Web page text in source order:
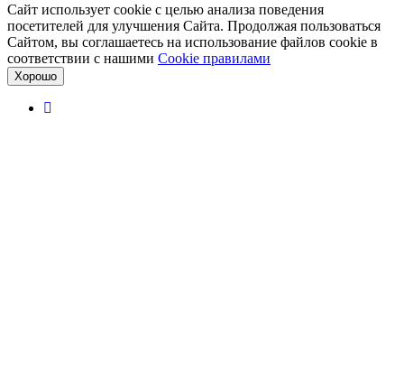
Сайт использует cookie с целью анализа поведения
посетителей для улучшения Сайта. Продолжая пользоваться
Сайтом, вы соглашаетесь на использование файлов cookie в
соответствии с нашими Cookiе правилами
Хорошо